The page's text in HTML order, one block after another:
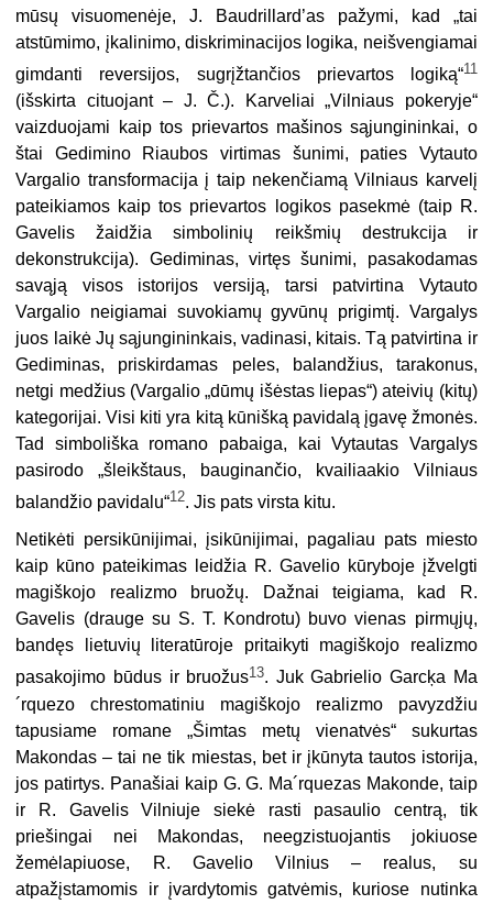
mūsų visuomenėje, J. Baudrillard’as pažymi, kad „tai
atstūmimo, įkalinimo, diskriminacijos logika, neišvengiamai
gimdanti reversijos, sugrįžtančios prievartos logiką“11
(išskirta cituojant – J. Č.). Karveliai „Vilniaus pokeryje“
vaizduojami kaip tos prievartos mašinos sąjungininkai, o
štai Gedimino Riaubos virtimas šunimi, paties Vytauto
Vargalio transformacija į taip nekenčiamą Vilniaus karvelį
pateikiamos kaip tos prievartos logikos pasekmė (taip R.
Gavelis žaidžia simbolinių reikšmių destrukcija ir
dekonstrukcija). Gediminas, virtęs šunimi, pasakodamas
savąją visos istorijos versiją, tarsi patvirtina Vytauto
Vargalio neigiamai suvokiamų gyvūnų prigimtį. Vargalys
juos laikė Jų sąjungininkais, vadinasi, kitais. Tą patvirtina ir
Gediminas, priskirdamas peles, balandžius, tarakonus,
netgi medžius (Vargalio „dūmų išėstas liepas“) ateivių (kitų)
kategorijai. Visi kiti yra kitą kūnišką pavidalą įgavę žmonės.
Tad simboliška romano pabaiga, kai Vytautas Vargalys
pasirodo „šleikštaus, bauginančio, kvailiaakio Vilniaus
balandžio pavidalu“12. Jis pats virsta kitu.
Netikėti persikūnijimai, įsikūnijimai, pagaliau pats miesto
kaip kūno pateikimas leidžia R. Gavelio kūryboje įžvelgti
magiškojo realizmo bruožų. Dažnai teigiama, kad R.
Gavelis (drauge su S. T. Kondrotu) buvo vienas pirmųjų,
bandęs lietuvių literatūroje pritaikyti magiškojo realizmo
pasakojimo būdus ir bruožus13. Juk Gabrielio Garcķa Ma
´rquezo chrestomatiniu magiškojo realizmo pavyzdžiu
tapusiame romane „Šimtas metų vienatvės“ sukurtas
Makondas – tai ne tik miestas, bet ir įkūnyta tautos istorija,
jos patirtys. Panašiai kaip G. G. Ma´rquezas Makonde, taip
ir R. Gavelis Vilniuje siekė rasti pasaulio centrą, tik
priešingai nei Makondas, neegzistuojantis jokiuose
žemėlapiuose, R. Gavelio Vilnius – realus, su
atpažįstamomis ir įvardytomis gatvėmis, kuriose nutinka